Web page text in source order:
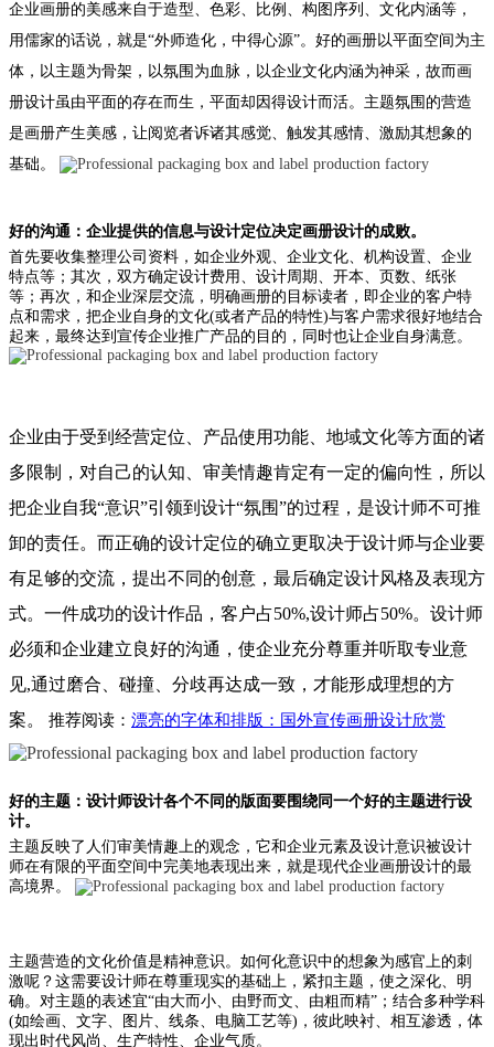
企业画册的美感来自于造型、色彩、比例、构图序列、文化内涵等，
用儒家的话说，就是“外师造化，中得心源”。好的画册以平面空间为主
体，以主题为骨架，以氛围为血脉，以企业文化内涵为神采，故而画
册设计虽由平面的存在而生，平面却因得设计而活。主题氛围的营造
是画册产生美感，让阅览者诉诸其感觉、触发其感情、激励其想象的
基础。
好的沟通：企业提供的信息与设计定位决定画册设计的成败。
首先要收集整理公司资料，如企业外观、企业文化、机构设置、企业
特点等；其次，双方确定设计费用、设计周期、开本、页数、纸张
等；再次，和企业深层交流，明确画册的目标读者，即企业的客户特
点和需求，把企业自身的文化(或者产品的特性)与客户需求很好地结合
起来，最终达到宣传企业推广产品的目的，同时也让企业自身满意。
企业由于受到经营定位、产品使用功能、地域文化等方面的诸
多限制，对自己的认知、审美情趣肯定有一定的偏向性，所以
把企业自我“意识”引领到设计“氛围”的过程，是设计师不可推
卸的责任。而正确的设计定位的确立更取决于设计师与企业要
有足够的交流，提出不同的创意，最后确定设计风格及表现方
式。一件成功的设计作品，客户占50%,设计师占50%。设计师
必须和企业建立良好的沟通，使企业充分尊重并听取专业意
见,通过磨合、碰撞、分歧再达成一致，才能形成理想的方
案。
推荐阅读： 漂亮的字体和排版：国外宣传画册设计欣赏
好的主题：设计师设计各个不同的版面要围绕同一个好的主题进行设
计。
主题反映了人们审美情趣上的观念，它和企业元素及设计意识被设计
师在有限的平面空间中完美地表现出来，就是现代企业画册设计的最
高境界。
主题营造的文化价值是精神意识。如何化意识中的想象为感官上的刺
激呢？这需要设计师在尊重现实的基础上，紧扣主题，使之深化、明
确。对主题的表述宜“由大而小、由野而文、由粗而精”；结合多种学科
(如绘画、文字、图片、线条、电脑工艺等)，彼此映衬、相互渗透，体
现出时代风尚、生产特性、企业气质。